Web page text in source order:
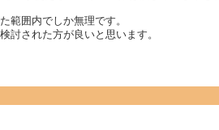
範囲内でしか無理です。
討された方が良いと思います。